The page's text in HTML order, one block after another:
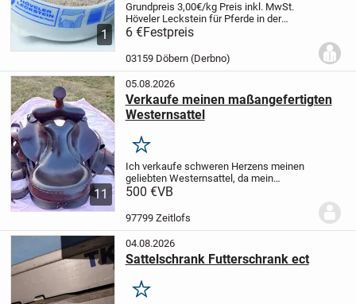
1
Grundpreis 3,00€/kgPreis inkl. MwSt.
Höveler Leckstein für Pferde in der
handlichen 2 Kg Schale.
Versorgung mit allen lebenswichtigen
Mineralien und Spurenelementen.
6 €Festpreis
03159 Döbern (Derbno)
11
05.08.2026
Verkaufe meinen maßangefertigten
Westernsattel
Merken
Ich verkaufe schweren Herzens meinen
geliebten Westernsattel, da mein
Haflinger inzwischen zu alt geworden ist
kann.Der Sattel ist maßangefertigt,
500 €VB
97799 Zeitlofs
04.08.2026
Sattelschrank Futterschrank ect
Merken